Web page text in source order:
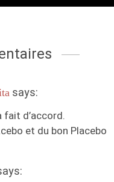
says:
fait d’accord.
et du bon Placebo